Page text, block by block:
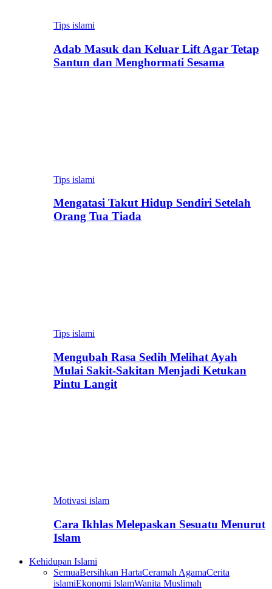
Tips islami
Adab Masuk dan Keluar Lift Agar Tetap
Santun dan Menghormati Sesama
Tips islami
Mengatasi Takut Hidup Sendiri Setelah
Orang Tua Tiada
Tips islami
Mengubah Rasa Sedih Melihat Ayah
Mulai Sakit-Sakitan Menjadi Ketukan
Pintu Langit
Motivasi islam
Cara Ikhlas Melepaskan Sesuatu Menurut
Islam
Kehidupan Islami
SemuaBersihkan HartaCeramah AgamaCerita
islamiEkonomi IslamWanita Muslimah